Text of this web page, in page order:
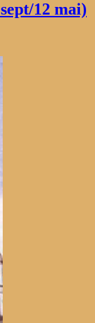
12 mai)